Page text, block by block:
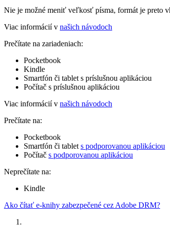
Nie je možné meniť veľkosť písma, formát je preto
Viac informácií v našich návodoch
Prečítate na zariadeniach:
Pocketbook
Kindle
Smartfón či tablet s príslušnou aplikáciou
Počítač s príslušnou aplikáciou
Viac informácií v našich návodoch
Prečítate na:
Pocketbook
Smartfón či tablet s podporovanou aplikáciou
Počítač s podporovanou aplikáciou
Neprečítate na:
Kindle
Ako čítať e-knihy zabezpečené cez Adobe DRM?